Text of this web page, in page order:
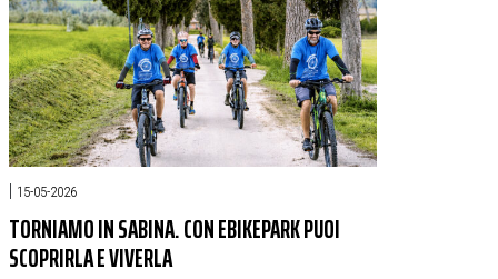
| 15-05-2026
TORNIAMO IN SABINA. CON EBIKEPARK PUOI
SCOPRIRLA E VIVERLA